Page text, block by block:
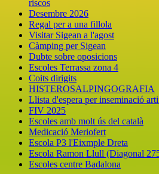
riscos
Desembre 2026
Regal per a una fillola
Visitar Sigean a l'agost
Càmping per Sigean
Dubte sobre oposicions
Escoles Terrassa zona 4
Coits dirigits
HISTEROSALPINGOGRAFIA
Llista d'espera per inseminació
FIV 2025
Escoles amb molt ús del català
Medicació Meriofert
Escola P3 l'Eixmple Dreta
Escola Ramon Llull (Diagonal
Escoles centre Badalona